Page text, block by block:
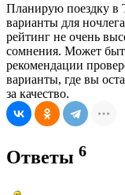
Планирую поездку в
варианты для
рейтинг не очень
сомнения. Может
рекомендации
варианты, где вы
за качество.
Ответы 6